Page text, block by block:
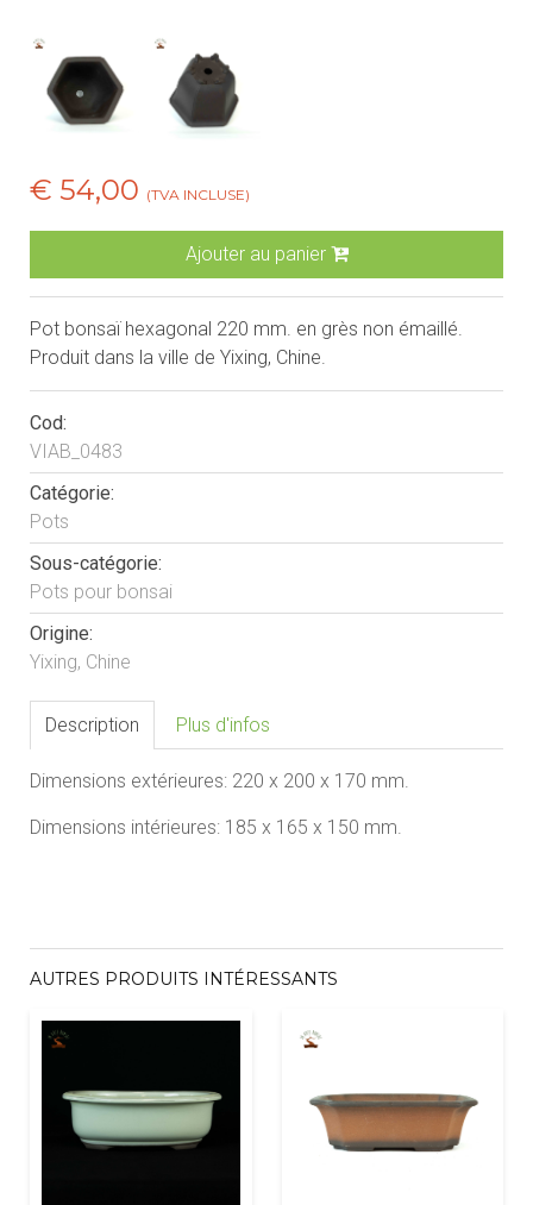
€ 54,00 (TVA INCLUSE)
Ajouter au panier
Pot bonsaï hexagonal 220 mm. en grès non émaillé.
Produit dans la ville de Yixing, Chine.
Cod:
VIAB_0483
Catégorie:
Pots
Sous-catégorie:
Pots pour bonsai
Origine:
Yixing, Chine
Description Plus d'infos
Dimensions extérieures: 220 x 200 x 170 mm.
Dimensions intérieures: 1 85 x 165 x 150 mm.
AUTRES PRODUITS INTÉRESSANTS